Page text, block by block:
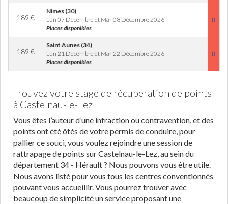
189 €
Nimes (30)
Lun 07 Décembre et Mar 08 Décembre 2026
Places disponibles
189 €
Saint Aunes (34)
Lun 21 Décembre et Mar 22 Décembre 2026
Places disponibles
Trouvez votre stage de récupération de points
à Castelnau-le-Lez
Vous êtes l’auteur d’une infraction ou contravention, et des
points ont été ôtés de votre permis de conduire, pour
pallier ce souci, vous voulez rejoindre une session de
rattrapage de points sur Castelnau-le-Lez, au sein du
département 34 - Hérault ? Nous pouvons vous être utile.
Nous avons listé pour vous tous les centres conventionnés
pouvant vous accueillir. Vous pourrez trouver avec
beaucoup de simplicité un service proposant une